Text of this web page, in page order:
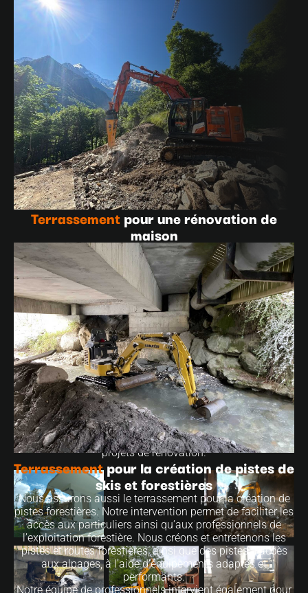
Terrassementpour une rénovation de
maison
VOUS VENEZ D’ACQUÉRIR UNE MAISON
ANCIENNE À RÉNOVER, OU HÉRITER
D’UNE MAISON ANCIENNE
NÉCESSITANT UNE RÉNOVATION
IMPORTANTE, VOIRE UNE
DÉMOLITION ?
Notre équipement performant, notamment notre minipelle,
nous permet de réaliser des travaux de terrassement à
l’intérieur de maisons en rénovation. Forts de nos années
d’expérience, nous avons les compétences pour mener à
bien ces travaux spécifiques avec rigueur et
professionnalisme. Enfin, nos machines de plus grosses
tailles, équipées de pinces de tri et crocs à béton, nous
permettent de réaliser la démolition partielle pour vos
projets de rénovation.
Terrassementpour la création de pistes de
skis et forestières
Nous assurons aussi le terrassement pour la création de
pistes forestières. Notre intervention permet de faciliter les
accès aux particuliers ainsi qu’aux professionnels de
l’exploitation forestière. Nous créons et entretenons les
pistes et routes forestières, ainsi que des pistes d’accès
aux alpages, à l’aide d’équipements adaptés et
performants.
Notre équipe de professionnels intervient également pour